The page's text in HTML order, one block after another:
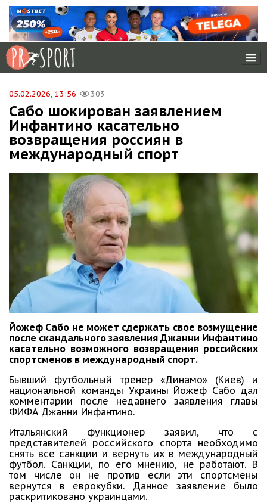
05.02.2026, 13:56 303
Сабо шокирован заявлением
Инфантино касательно
возвращения россиян в
международный спорт
Йожеф Сабо не может сдержать свое возмущение
после скандального заявления Джанни Инфантино
касательно возможного возвращения российских
спортсменов в международный спорт.
Бывший футбольный тренер «Динамо» (Киев) и
национальной команды Украины Йожеф Сабо дал
комментарии после недавнего заявления главы
ФИФА Джанни Инфантино.
Итальянский функционер заявил, что с
представителей российского спорта необходимо
снять все санкции и вернуть их в международный
футбол. Санкции, по его мнению, не работают. В
том числе он не против если эти спортсмены
вернутся в еврокубки. Данное заявление было
раскритиковано украинцами.